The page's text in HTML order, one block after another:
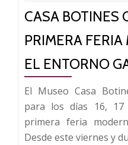
CASA BOTINES
PRIMERA
EL ENTORNO
El Museo Casa
para los días 16,
primera feria
Desde este viernes y